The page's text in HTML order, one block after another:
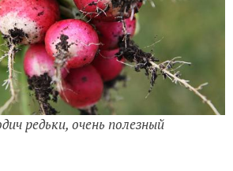
редьки, очень полезный